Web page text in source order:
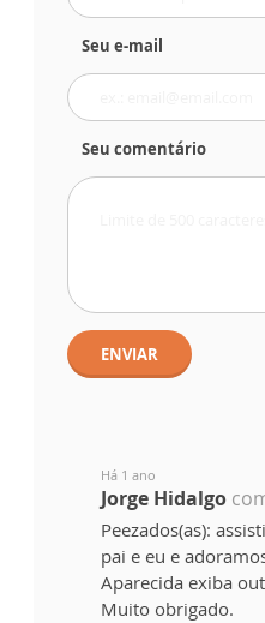
Seu e-mail
Seu comentário
ENVIAR
Há 1 ano
Jorge Hidalgo
Peezados(as):
pai e eu e
Aparecida exiba
Muito obrigado.